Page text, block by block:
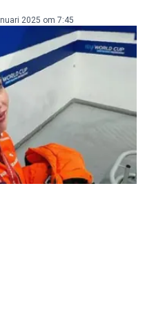
2025 om 7:45